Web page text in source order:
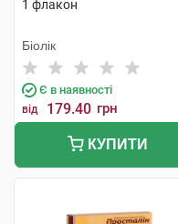
1 флакон
Біолік
Є в наявності
від 179.40 грн
КУПИТИ